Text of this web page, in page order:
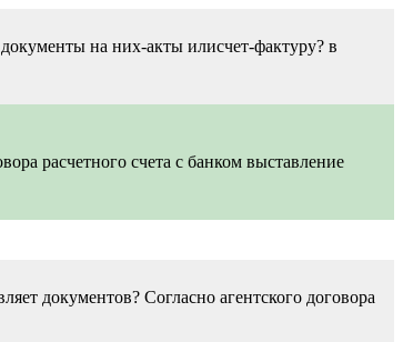
на них-акты илисчет-фактуру? в
расчетного счета с банком выставление
документов? Согласно агентского договора